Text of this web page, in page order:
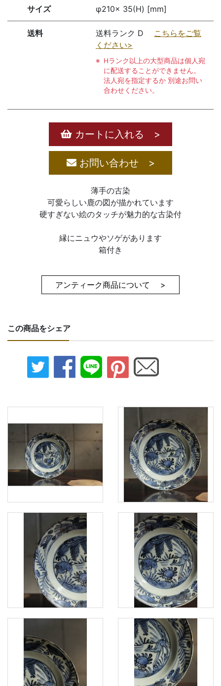
サイズ φ210× 35(H) [mm]
送料 送料ランク D こちらをご覧
ください>
Hランク以上の大型商品は個人宛
に配送することができません。
法人宛を指定するか 別途お問い
合わせください。
カートに入れる >
お問い合わせ >
薄手の古染
可愛らしい鹿の図が描かれています
硬すぎない絵のタッチが魅力的な古染付
縁にニュウやソゲがあります
箱付き
アンティーク商品について >
この商品をシェア